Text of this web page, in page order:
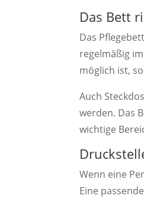
Das Bett
Das
regelmäßig
möglich ist,
Auch
werden. Das
wichtige
Wenn eine
Eine